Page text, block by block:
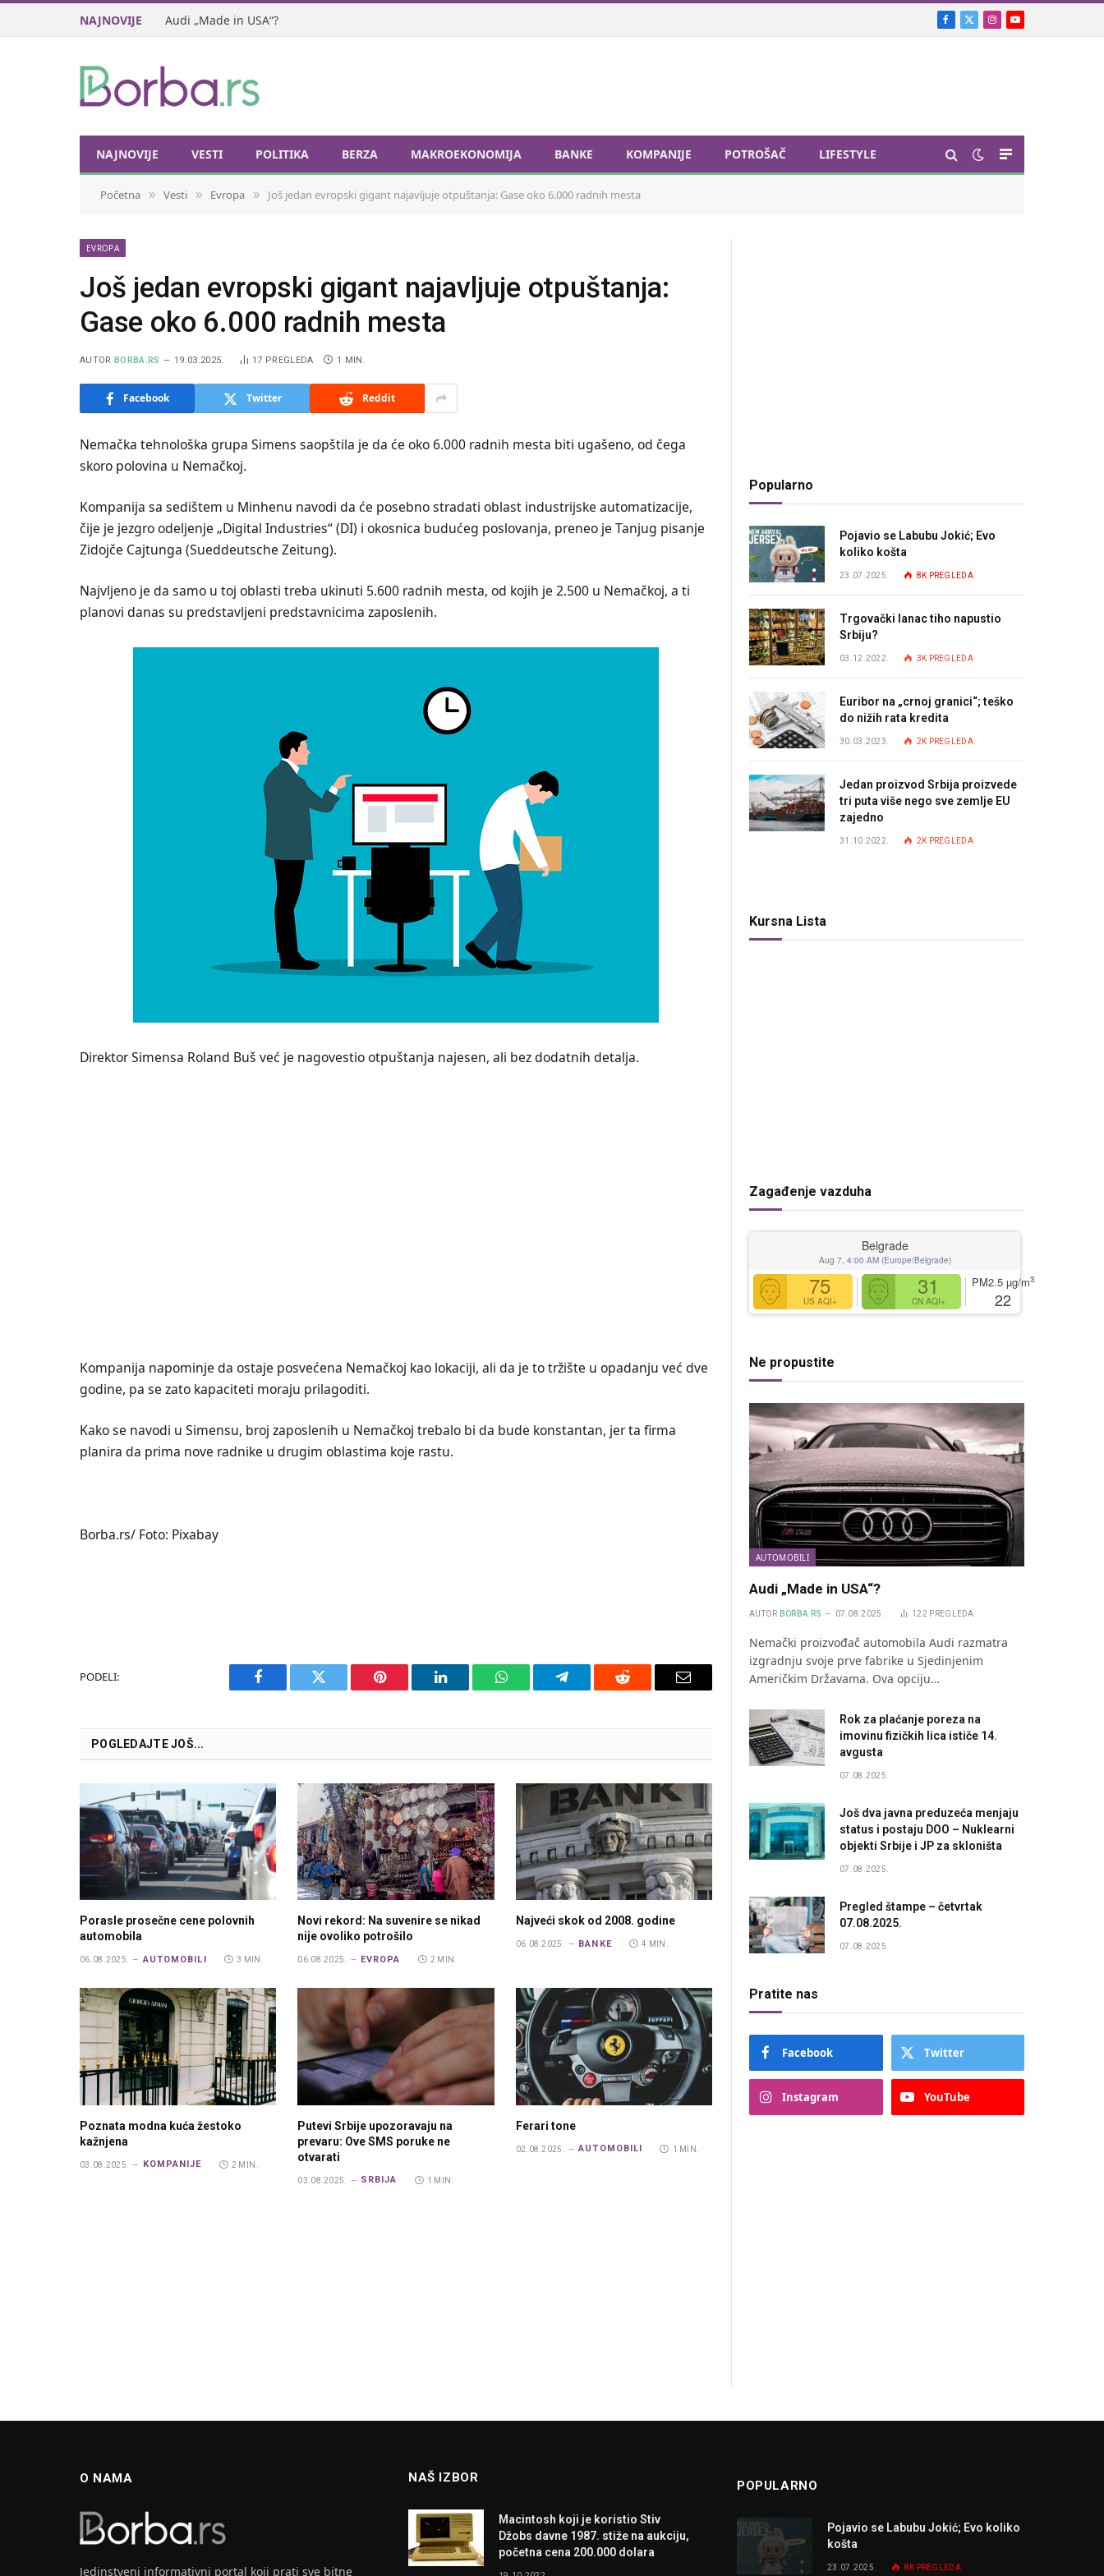
NAJNOVIJE Audi „Made in USA“? Facebook
X
Instagram
YouTube
NAJNOVIJE VESTI POLITIKA BERZA MAKROEKONOMIJA BANKE KOMPANIJE POTROŠAČ LIFESTYLE
Početna » Vesti » Evropa » Još jedan evropski gigant najavljuje otpuštanja: Gase oko 6.000 radnih mesta
EVROPA
Još jedan evropski gigant najavljuje otpuštanja:
Gase oko 6.000 radnih mesta
AUTOR BORBA.RS 19.03.2025. 17 PREGLEDA 1 MIN.
Facebook Twitter Reddit
Nemačka tehnološka grupa Simens saopštila je da će oko 6.000 radnih mesta biti ugašeno, od čega
skoro polovina u Nemačkoj.
Kompanija sa sedištem u Minhenu navodi da će posebno stradati oblast industrijske automatizacije,
čije je jezgro odeljenje „Digital Industries“ (DI) i okosnica budućeg poslovanja, preneo je Tanjug pisanje
Zidojče Cajtunga (Sueddeutsche Zeitung).
Najvljeno je da samo u toj oblasti treba ukinuti 5.600 radnih mesta, od kojih je 2.500 u Nemačkoj, a ti
planovi danas su predstavljeni predstavnicima zaposlenih.
Direktor Simensa Roland Buš već je nagovestio otpuštanja najesen, ali bez dodatnih detalja.
Kompanija napominje da ostaje posvećena Nemačkoj kao lokaciji, ali da je to tržište u opadanju već dve
godine, pa se zato kapaciteti moraju prilagoditi.
Kako se navodi u Simensu, broj zaposlenih u Nemačkoj trebalo bi da bude konstantan, jer ta firma
planira da prima nove radnike u drugim oblastima koje rastu.
Borba.rs/ Foto: Pixabay
PODELI:
Facebook Twitter Pinterest LinkedIn WhatsAppTelegram Reddit Email
POGLEDAJTE JOŠ...
Porasle prosečne cene polovnih
automobila
06.08.2025. AUTOMOBILI 3 MIN.
Novi rekord: Na suvenire se nikad
nije ovoliko potrošilo
06.08.2025. EVROPA 2 MIN.
Najveći skok od 2008. godine
06.08.2025. BANKE 4 MIN.
Poznata modna kuća žestoko
kažnjena
03.08.2025. KOMPANIJE 2 MIN.
Putevi Srbije upozoravaju na
prevaru: Ove SMS poruke ne
otvarati
03.08.2025. SRBIJA 1 MIN.
Ferari tone
02.08.2025. AUTOMOBILI 1 MIN.
Popularno
Pojavio se Labubu Jokić; Evo
koliko košta
23.07.2025. 8K PREGLEDA
Trgovački lanac tiho napustio
Srbiju?
03.12.2022. 3K PREGLEDA
Euribor na „crnoj granici“; teško
do nižih rata kredita
30.03.2023. 2K PREGLEDA
Jedan proizvod Srbija proizvede
tri puta više nego sve zemlje EU
zajedno
31.10.2022. 2K PREGLEDA
Kursna Lista
Zagađenje vazduha
Belgrade
Aug 7, 4:00 AM (Europe/Belgrade)
75
US AQI+
31
CN AQI+
PM2.5 µg/m3
22
Ne propustite
AUTOMOBILI
Audi „Made in USA“?
AUTOR BORBA.RS 07.08.2025. 122 PREGLEDA
Nemački proizvođač automobila Audi razmatra
izgradnju svoje prve fabrike u Sjedinjenim
Američkim Državama. Ova opciju…
Rok za plaćanje poreza na
imovinu fizičkih lica ističe 14.
avgusta
07.08.2025.
Još dva javna preduzeća menjaju
status i postaju DOO – Nuklearni
objekti Srbije i JP za skloništa
07.08.2025.
Pregled štampe – četvrtak
07.08.2025.
07.08.2025.
Pratite nas
Facebook Twitter
Instagram YouTube
O NAMA
Jedinstveni informativni portal koji prati sve bitne
NAŠ IZBOR
Macintosh koji je koristio Stiv
Džobs davne 1987. stiže na aukciju,
početna cena 200.000 dolara
POPULARNO
Pojavio se Labubu Jokić; Evo koliko
košta
23.07.2025. 8K PREGLEDA